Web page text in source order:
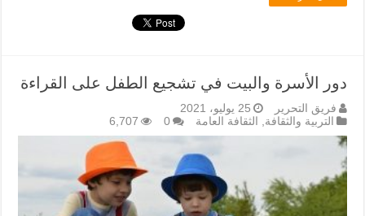
دور الأسرة والبيت في تشجيع الطفل على القراءة
فريق التحرير
25 يوليو، 2021
التربية والثقافة, الثقافة العامة 0
6,707